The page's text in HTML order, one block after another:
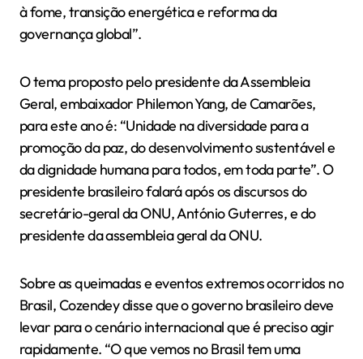
à fome, transição energética e reforma da
governança global”.
O tema proposto pelo presidente da Assembleia
Geral, embaixador Philemon Yang, de Camarões,
para este ano é: “Unidade na diversidade para a
promoção da paz, do desenvolvimento sustentável e
da dignidade humana para todos, em toda parte”. O
presidente brasileiro falará após os discursos do
secretário-geral da ONU, António Guterres, e do
presidente da assembleia geral da ONU.
Sobre as queimadas e eventos extremos ocorridos no
Brasil, Cozendey disse que o governo brasileiro deve
levar para o cenário internacional que é preciso agir
rapidamente. “O que vemos no Brasil tem uma